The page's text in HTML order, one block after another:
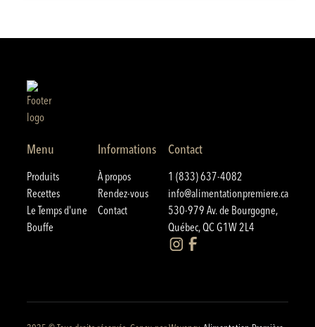
Menu
Produits
Recettes
Le Temps d'une
Bouffe
Informations
À propos
Rendez-vous
Contact
Contact
1 (833) 637-4082
info@alimentationpremiere.ca
530-979 Av. de Bourgogne,
Québec, QC G1W 2L4